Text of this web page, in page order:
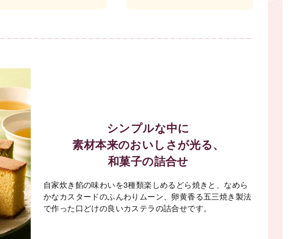
シンプルな中に
素材本来のおいしさが光る、
和菓子の詰合せ
自家炊き餡の味わいを3種類楽しめるどら焼きと、なめら
かなカスタードのふんわりムーン、卵黄香る五三焼き製法
で作った口どけの良いカステラの詰合せです。